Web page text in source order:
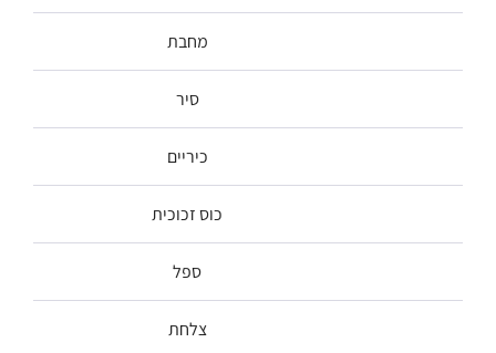
מחבת
סיר
כיריים
כוס זכוכית
ספל
צלחת